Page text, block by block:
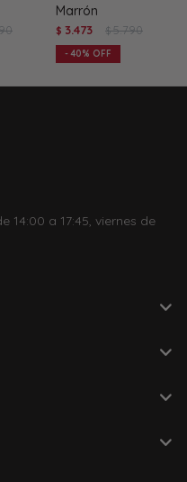
Marrón
$ 3.473 $ 5.790
40
14:00 a 17:45, viernes de